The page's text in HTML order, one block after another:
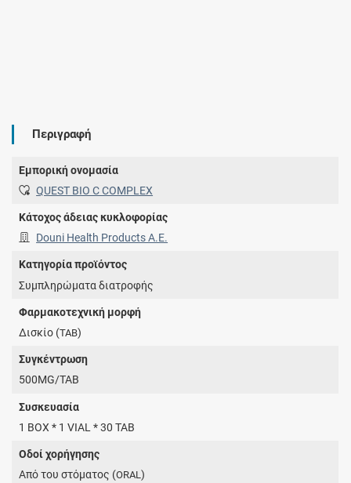
Περιγραφή
Εμπορική ονομασία
QUEST BIO C COMPLEX
Κάτοχος άδειας κυκλοφορίας
Douni Health Products A.E.
Κατηγορία προϊόντος
Συμπληρώματα διατροφής
Φαρμακοτεχνική μορφή
Δισκίο (TAB)
Συγκέντρωση
500MG/TAB
Συσκευασία
1 BOX * 1 VIAL * 30 TAB
Οδοί χορήγησης
Από του στόματος (ORAL)